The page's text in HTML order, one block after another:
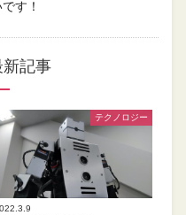
す！
新記事
テクノロジー